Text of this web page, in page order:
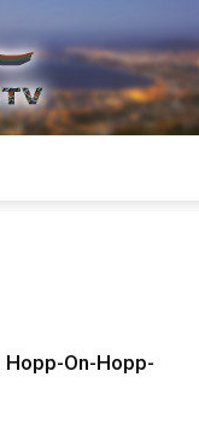
On-Hopp-